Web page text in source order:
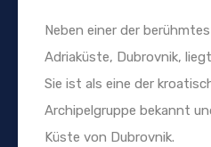
Neben einer der
Adriaküste, Dubrovnik,
Sie ist als eine der
Archipelgruppe bekannt
Küste von Dubrovnik.